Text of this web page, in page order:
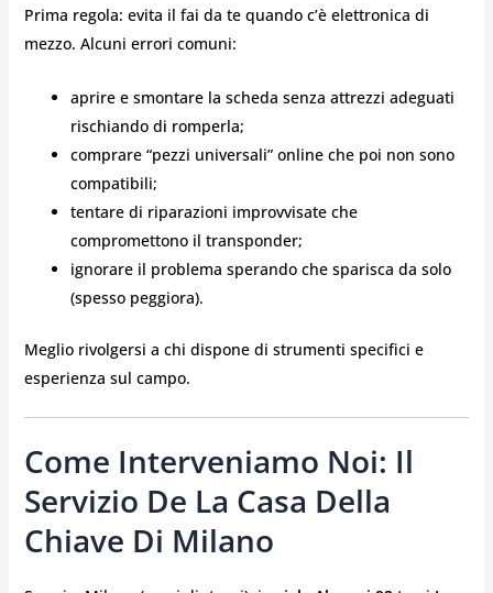
Prima regola: evita il fai da te quando c’è elettronica di
mezzo. Alcuni errori comuni:
aprire e smontare la scheda senza attrezzi adeguati
rischiando di romperla;
comprare “pezzi universali” online che poi non sono
compatibili;
tentare di riparazioni improvvisate che
compromettono il transponder;
ignorare il problema sperando che sparisca da solo
(spesso peggiora).
Meglio rivolgersi a chi dispone di strumenti specifici e
esperienza sul campo.
Come Interveniamo Noi: Il
Servizio De La Casa Della
Chiave Di Milano